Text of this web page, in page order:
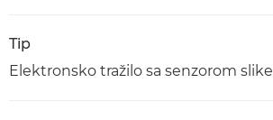
Tip
Elektronsko tražilo sa senzorom slike